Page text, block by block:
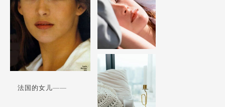
法国的女儿——